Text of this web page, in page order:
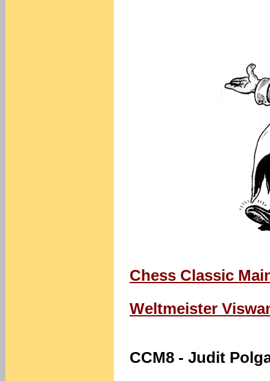
Chess Classic
Weltmeister
CCM8 - Judit